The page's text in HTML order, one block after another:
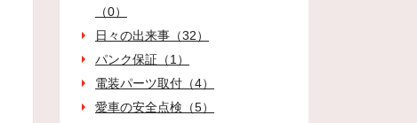
（0）
日々の出来事（32）
パンク保証（1）
電装パーツ取付（4）
愛車の安全点検（5）